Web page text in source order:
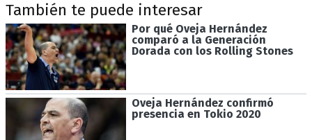
También te puede interesar
Por qué Oveja Hernández
comparó a la Generación
Dorada con los Rolling Stones
Oveja Hernández confirmó
presencia en Tokio 2020